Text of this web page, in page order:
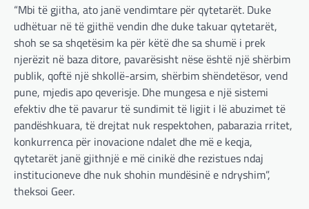
“Mbi të gjitha, ato janë vendimtare për qytetarët. Duke
udhëtuar në të gjithë vendin dhe duke takuar qytetarët,
shoh se sa shqetësim ka për këtë dhe sa shumë i prek
njerëzit në baza ditore, pavarësisht nëse është një shërbim
publik, qoftë një shkollë-arsim, shërbim shëndetësor, vend
pune, mjedis apo qeverisje. Dhe mungesa e një sistemi
efektiv dhe të pavarur të sundimit të ligjit i lë abuzimet të
pandëshkuara, të drejtat nuk respektohen, pabarazia rritet,
konkurrenca për inovacione ndalet dhe më e keqja,
qytetarët janë gjithnjë e më cinikë dhe rezistues ndaj
institucioneve dhe nuk shohin mundësinë e ndryshim”,
theksoi Geer.